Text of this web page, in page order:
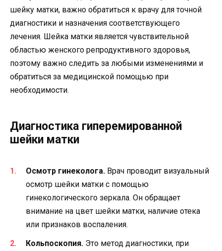
шейку матки, важно обратиться к врачу для точной
диагностики и назначения соответствующего
лечения. Шейка матки является чувствительной
областью женского репродуктивного здоровья,
поэтому важно следить за любыми изменениями и
обратиться за медицинской помощью при
необходимости.
Диагностика гиперемированной
шейки матки
Осмотр гинеколога. Врач проводит визуальный
осмотр шейки матки с помощью
гинекологического зеркала. Он обращает
внимание на цвет шейки матки, наличие отека
или признаков воспаления.
Кольпоскопия. Это метод диагностики, при